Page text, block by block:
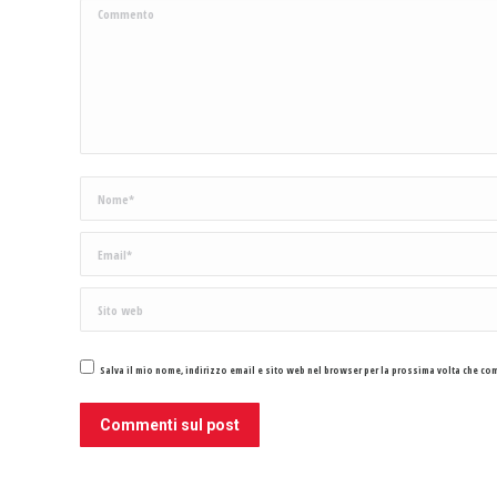
Commento
Nome *
Email *
Sito web
Salva il mio nome, indirizzo email e sito web nel browser per la prossima volta che
Commenti sul post